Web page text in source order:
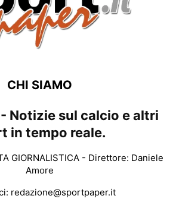
CHI SIAMO
Notizie sul calcio e altri
in tempo reale.
GIORNALISTICA - Direttore: Daniele
Amore
redazione@sportpaper.it